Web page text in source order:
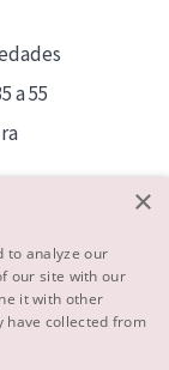
a 55
×
to analyze our
our site with our
it with other
have collected from